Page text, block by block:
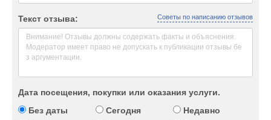
Текст отзыва: Советы по написанию отзывов
Дата посещения, покупки или оказания услуги.
Без даты
Сегодня
Недавно